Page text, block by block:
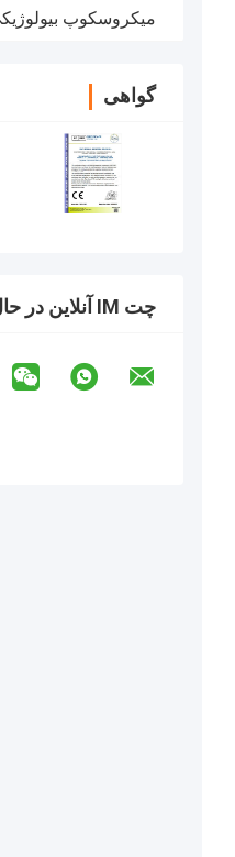
میکروسکوپ
گواهی
چت IM آنلاین در حال حاضر